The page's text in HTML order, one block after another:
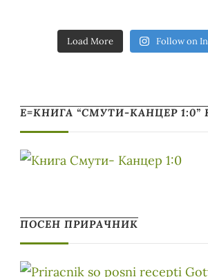
Load More Follow on
Е=КНИГА “СМУТИ-КАНЦЕР 1:0”
ПОСЕН ПРИРАЧНИК